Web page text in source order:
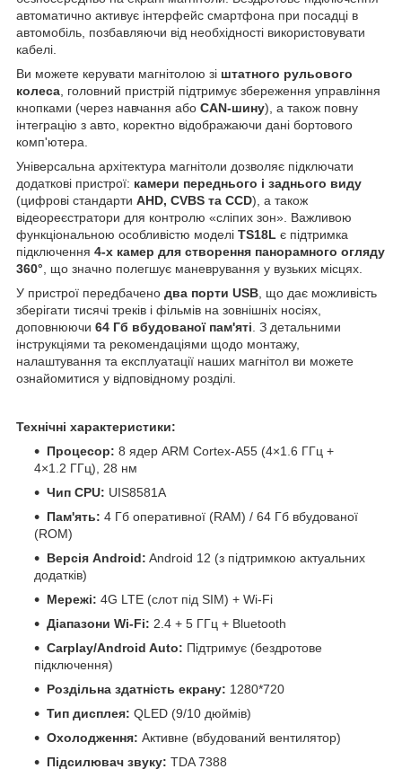
автоматично активує інтерфейс смартфона при посадці в
автомобіль, позбавляючи від необхідності використовувати
кабелі.
Ви можете керувати магнітолою зі штатного рульового
колеса, головний пристрій підтримує збереження управління
кнопками (через навчання або CAN-шину), а також повну
інтеграцію з авто, коректно відображаючи дані бортового
комп'ютера.
Універсальна архітектура магнітоли дозволяє підключати
додаткові пристрої: камери переднього і заднього виду
(цифрові стандарти AHD, CVBS та CCD), а також
відеореєстратори для контролю «сліпих зон». Важливою
функціональною особливістю моделі TS18L є підтримка
підключення 4-х камер для створення панорамного огляду
360°, що значно полегшує маневрування у вузьких місцях.
У пристрої передбачено два порти USB, що дає можливість
зберігати тисячі треків і фільмів на зовнішніх носіях,
доповнюючи 64 Гб вбудованої пам'яті. З детальними
інструкціями та рекомендаціями щодо монтажу,
налаштування та експлуатації наших магнітол ви можете
ознайомитися у відповідному розділі.
Технічні характеристики:
Процесор: 8 ядер ARM Cortex-A55 (4×1.6 ГГц +
4×1.2 ГГц), 28 нм
Чип CPU: UIS8581A
Пам'ять: 4 Гб оперативної (RAM) / 64 Гб вбудованої
(ROM)
Версія Android: Android 12 (з підтримкою актуальних
додатків)
Мережі: 4G LTE (слот під SIM) + Wi-Fi
Діапазони Wi-Fi: 2.4 + 5 ГГц + Bluetooth
Carplay/Android Auto: Підтримує (бездротове
підключення)
Роздільна здатність екрану: 1280*720
Тип дисплея: QLED (9/10 дюймів)
Охолодження: Активне (вбудований вентилятор)
Підсилювач звуку: TDA 7388